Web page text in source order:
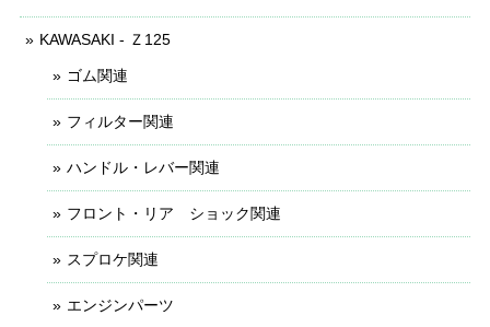
KAWASAKI - Ｚ125
ゴム関連
フィルター関連
ハンドル・レバー関連
フロント・リア ショック関連
スプロケ関連
エンジンパーツ